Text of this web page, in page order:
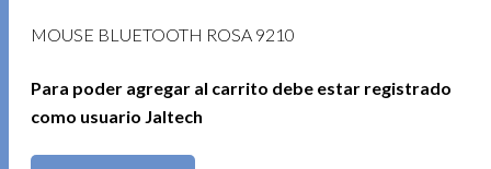
MOUSE BLUETOOTH ROSA 9210
Para poder agregar al carrito debe estar registrado
como usuario Jaltech